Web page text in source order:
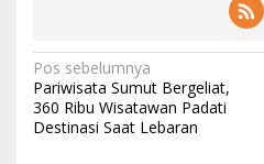
N
a
v
Pos sebelumnya
Pariwisata Sumut Bergeliat,
360 Ribu Wisatawan Padati
Destinasi Saat Lebaran